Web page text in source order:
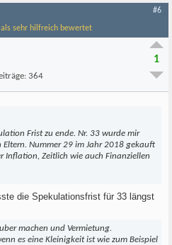
sehr hilfreich bewertet
#6
364
1
Frist zu ende. Nr. 33 wurde mir
Nummer 29 im Jahr 2018 gekauft
Inflation, Zeitlich wie auch Finanziellen
die Spekulationsfrist für 33 längst
machen und Vermietung.
es eine Kleinigkeit ist wie zum Beispiel